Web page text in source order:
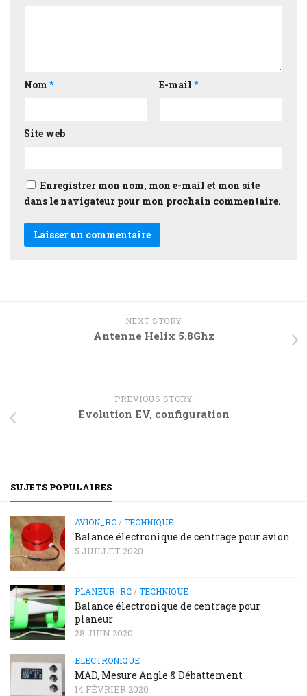
Nom * E-mail *
Site web
Enregistrer mon nom, mon e-mail et mon site
dans le navigateur pour mon prochain commentaire.
NEXT STORY
Antenne Helix 5.8Ghz
PREVIOUS STORY
Evolution EV, configuration
SUJETS POPULAIRES
AVION_RC /TECHNIQUE
Balance électronique de centrage pour avion
5 JUILLET 2020
PLANEUR_RC /TECHNIQUE
Balance électronique de centrage pour
planeur
28 JUIN 2020
ELECTRONIQUE
MAD, Mesure Angle & Débattement
14 FÉVRIER 2020